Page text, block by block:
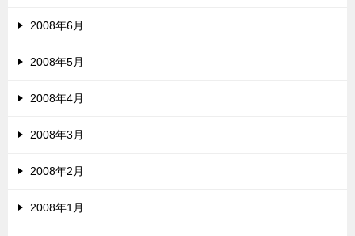
2008年6月
2008年5月
2008年4月
2008年3月
2008年2月
2008年1月